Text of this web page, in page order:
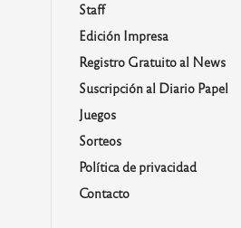
Staff
Edición Impresa
Registro Gratuito al News
Suscripción al Diario Papel
Juegos
Sorteos
Política de privacidad
Contacto